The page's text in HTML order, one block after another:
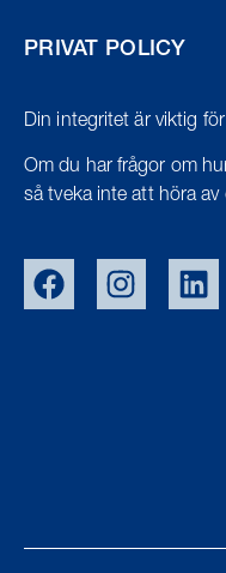
PRIVAT POLICY
Din integritet är viktig
Om du har frågor om
så tveka inte att höra av